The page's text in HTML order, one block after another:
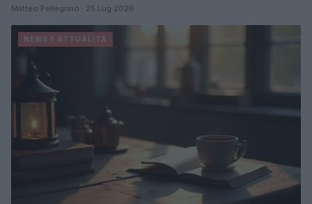
Matteo Pellegrino · 25 Lug 2026
NEWS E ATTUALITÀ